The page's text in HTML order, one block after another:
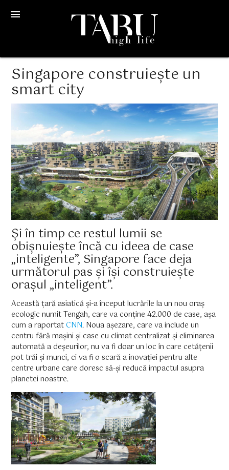
menu
Singapore construiește un
smart city
Și în timp ce restul lumii se
obișnuiește încă cu ideea de case
„inteligente”, Singapore face deja
următorul pas și își construiește
orașul „inteligent”.
Această țară asiatică și-a început lucrările la un nou oraș
ecologic numit Tengah, care va conține 42.000 de case, așa
cum a raportatCNN. Noua așezare, care va include un
centru fără mașini și case cu climat centralizat și eliminarea
automată a deșeurilor, nu va fi doar un loc în care cetățenii
pot trăi și munci, ci va fi o scară a inovației pentru alte
centre urbane care doresc să-și reducă impactul asupra
planetei noastre.